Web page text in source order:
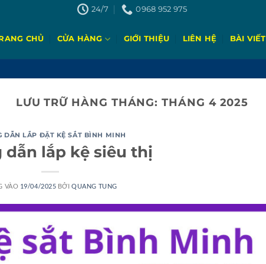
24/7 0968 952 975
CHỦ CỬA HÀNG GIỚI THIỆU LIÊN HỆ BÀI VIẾT
LƯU TRỮ HÀNG THÁNG:THÁNG 4 2025
DẪN LẮP ĐẶT KỆ SẮT BÌNH MINH
dẫn lắp kệ siêu thị
VÀO 19/04/2025 BỞIQUANG TUNG